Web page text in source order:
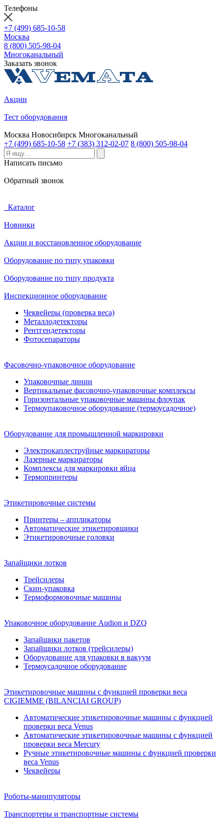
Телефоны
+7 (499) 685-10-58
Москва
8 (800) 505-98-04
Многоканальный
Заказать звонок
Акции
Тест оборудования
Москва Новосибирск Многоканальный
+7 (499) 685-10-58 +7 (383) 312-02-07 8 (800) 505-98-04
Написать письмо
Обратный звонок
Каталог
Новинки
Акции и восстановленное оборудование
Оборудование по типу упаковки
Оборудование по типу продукта
Инспекционное оборудование
Чеквейеры (проверка веса)
Металлодетекторы
Рентгендетекторы
Фотосепараторы
Фасовочно-упаковочное оборудование
Упаковочные линии
Вертикальные фасовочно-упаковочные комплексы
Горизонтальные упаковочные машины флоупак
Термоупаковочное оборудование (термоусадочное)
Оборудование для промышленной маркировки
Электрокаплеструйные маркираторы
Лазерные маркираторы
Комплексы для маркировки яйца
Термопринтеры
Этикетировочные системы
Принтеры – аппликаторы
Автоматические этикетировщики
Этикетировочные головки
Запайщики лотков
Трейсилеры
Скин-упаковка
Термоформовочные машины
Упаковочное оборудование Audion и DZQ
Запайщики пакетов
Запайщики лотков (трейсилеры)
Оборудование для упаковки в вакуум
Термоусадочное оборудование
Этикетировочные машины с функцией проверки веса
CIGIEMME (BILANCIAI GROUP)
Автоматические этикетировочные машины с функцией
проверки веса Venus
Автоматические этикетировочные машины с функцией
проверки веса Mercury
Ручные этикетировочные машины с функцией проверки
веса Venus
Чеквейеры
Роботы-манипуляторы
Транспортеры и транспортные системы